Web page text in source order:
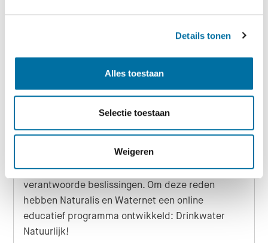
Details tonen
Alles toestaan
Selectie toestaan
Weigeren
Lees meer
Drinkwater Natuurlijk!
Datum
22-01-2025
Inzicht in de natuur is essentieel voor het
begrijpen van onze wereld en het nemen van
verantwoorde beslissingen. Om deze reden
hebben Naturalis en Waternet een online
educatief programma ontwikkeld: Drinkwater
Natuurlijk!